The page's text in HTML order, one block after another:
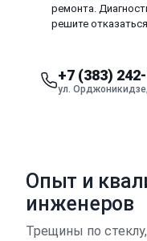
ремонта.
решите отказаться.
+7 (383)
ул.
Опыт и
инженеров
Трещины по